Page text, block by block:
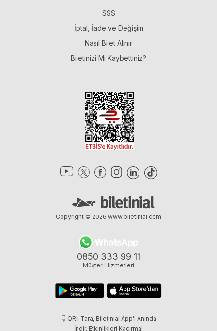
SSS
İptal, İade ve Değişim
Nasıl Bilet Alınır
Biletinizi Mi Kaybettiniz?
0850 333 99 11
Müşteri Hizmetleri
👇 QR'ı Tara, Biletinial App'i Anında
İndir, Etkinlikleri Kaçırma!
Copyright © 2026 www.biletinial.com